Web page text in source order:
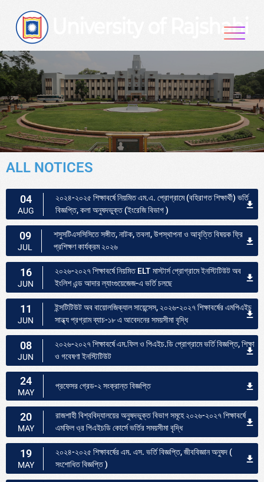
ALL NOTICES
04
AUG
২০২৪-২০২৫ শিক্ষাবর্ষে নিয়মিত এম.এ. প্রোগ্রামে (বহিরাগত শিক্ষার্থী) ভর্তি
বিজ্ঞপ্তি, কলা অনুষদভুক্ত (ইংরেজি বিভাগ )
09
JUL
শসুসটিএসসিসিতে সঙ্গীত, নাটক, তবলা, উপস্থাপনা ও আবৃত্তি বিষয়ক ফ্রি
প্রশিক্ষণ কার্যক্রম ২০২৬
16
JUN
২০২৬-২০২৭ শিক্ষাবর্ষে নিয়মিত ELT মাস্টার্স প্রোগ্রামে ইনস্টিটিউট অব
ইংলিশ এন্ড আদার ল্যাংগুয়েজেজ-এ ভর্তি চলছে
11
JUN
ইন্সটিটিউট অব বায়োলজিক্যাল সায়েন্সেস, ২০২৬-২০২৭ শিক্ষাবর্ষের এমপিএইচ
সান্ধ্য প্রগ্রাম ব্যাচ-১৮ এ আবেদনের সময়সীমা বৃদ্ধি
08
JUN
২০২৬-২০২৭ শিক্ষাবর্ষে এম.ফিল ও পিএইচ.ডি প্রোগ্রামে ভর্তি বিজ্ঞপ্তি, শিক্ষা
ও গবেষণা ইনস্টিটিউট
24
MAY
প্রফেসর গ্রেড-২ সংক্রান্ত বিজ্ঞপ্তি
20
MAY
রাজশাহী বিশ্ববিদ্যালয়ের অনুষদভুক্ত বিভাগ সমূহে ২০২৬-২০২৭ শিক্ষাবর্ষে
এমফিল ও্র পিএইচডি কোর্সে ভর্তির সময়সীমা বৃদ্ধি
19
MAY
২০২৪-২০২৫ শিক্ষাবর্ষের এম. এস. ভর্তি বিজ্ঞপ্তি, জীববিজ্ঞান অনুষদ (
সংশোধিত বিজ্ঞপ্তি )